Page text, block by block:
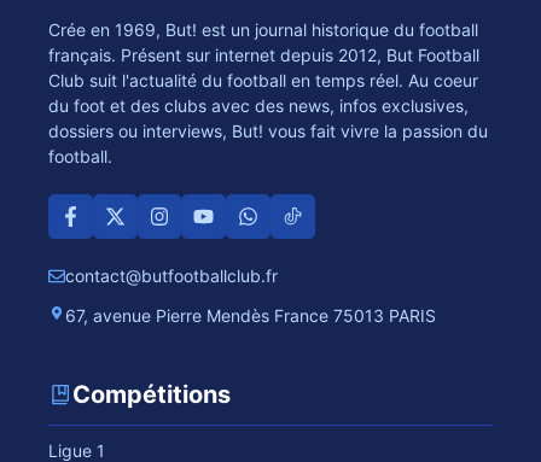
Crée en 1969, But! est un journal historique du football
français. Présent sur internet depuis 2012, But Football
Club suit l'actualité du football en temps réel. Au coeur
du foot et des clubs avec des news, infos exclusives,
dossiers ou interviews, But! vous fait vivre la passion du
football.
contact@butfootballclub.fr
67, avenue Pierre Mendès France 75013 PARIS
Compétitions
Ligue 1